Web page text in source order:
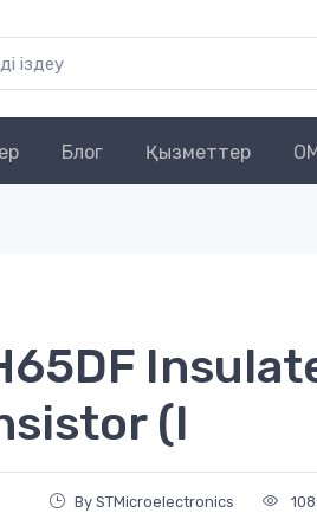
Блог Қызметтер
(I
By STMicroelectronics